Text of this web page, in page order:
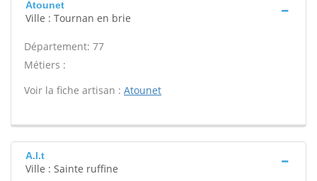
Atounet
Ville : Tournan en brie
Département: 77
Métiers :
Voir la fiche artisan : Atounet
A.l.t
Ville : Sainte ruffine